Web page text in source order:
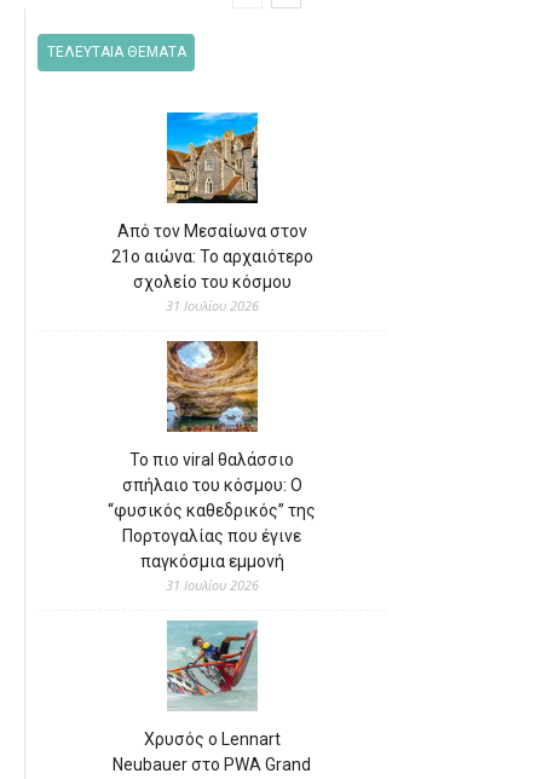
ΤΕΛΕΥΤΑΙΑ ΘΕΜΑΤΑ
Από τον Μεσαίωνα στον
21ο αιώνα: Το αρχαιότερο
σχολείο του κόσμου
31 Ιουλίου 2026
Το πιο viral θαλάσσιο
σπήλαιο του κόσμου: Ο
“φυσικός καθεδρικός” της
Πορτογαλίας που έγινε
παγκόσμια εμμονή
31 Ιουλίου 2026
Χρυσός ο Lennart
Neubauer στο PWA Grand